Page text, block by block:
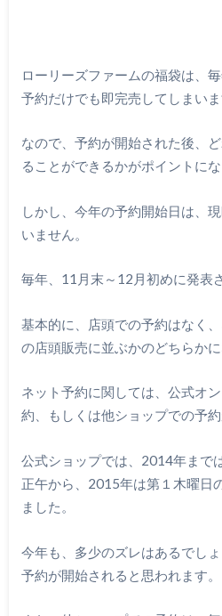
ローリーズファームの福袋は、
予約だけでも即完売してしまいま
なので、予約が開始された後、
ることができるかがポイントにな
しかし、今年の予約開始日は、
いません。
毎年、11月末～12月初めに発表
基本的に、店頭での予約はなく
の店頭販売に並ぶかのどちらかに
ネット予約に関しては、公式オ
約、もしくは他ショップでの予約
公式ショップでは、2014年まで
正午から、2015年は第１木曜日
ました。
今年も、多少のズレはあるでし
予約が開始されると思われます。